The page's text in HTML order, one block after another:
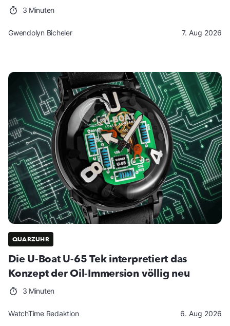
3 Minuten
Gwendolyn Bicheler 7. Aug 2026
QUARZUHR
Die U-Boat U-65 Tek interpretiert das
Konzept der Oil-Immersion völlig neu
3 Minuten
WatchTime Redaktion 6. Aug 2026